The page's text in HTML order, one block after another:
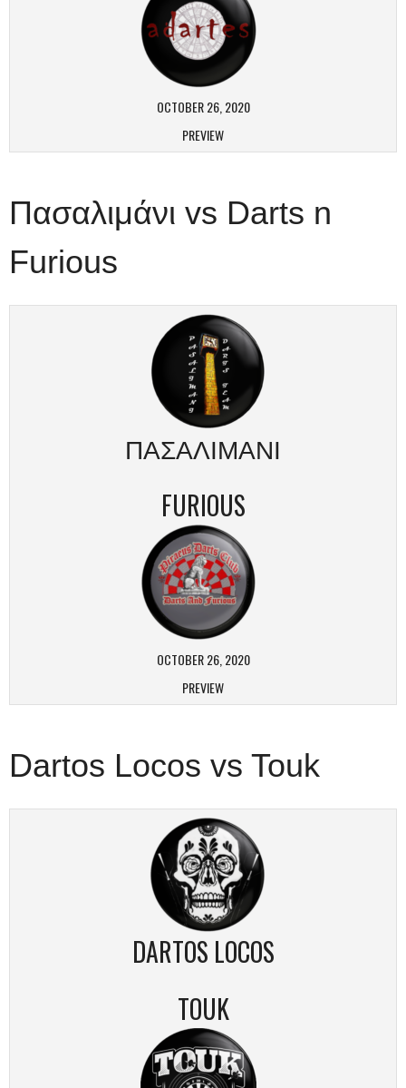
OCTOBER 26, 2020
PREVIEW
Πασαλιμάνι vs Darts n
Furious
ΠΑΣΑΛΙΜΑΝΙ
FURIOUS
OCTOBER 26, 2020
PREVIEW
Dartos Locos vs Touk
DARTOS LOCOS
TOUK